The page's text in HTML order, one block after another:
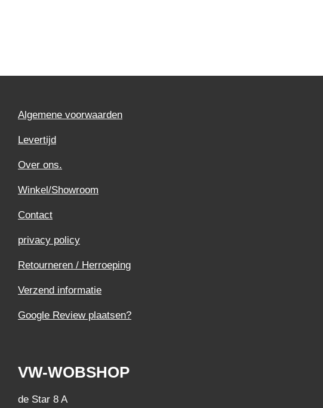
Algemene voorwaarden
Levertijd
Over ons.
Winkel/Showroom
Contact
privacy policy
Retourneren / Herroeping
Verzend informatie
Google Review plaatsen?
VW-WOBSHOP
de Star 8 A